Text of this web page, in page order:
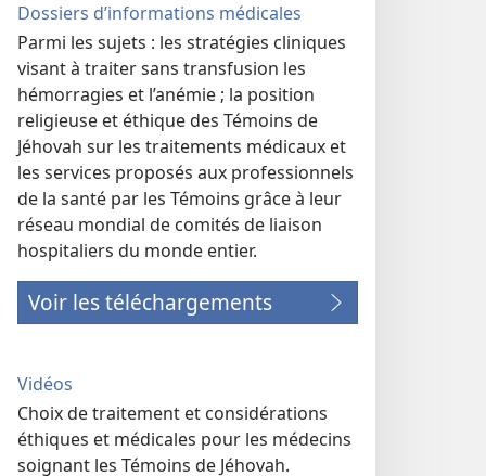
Dossiers d’informations médicales
Parmi les sujets : les stratégies cliniques
visant à traiter sans transfusion les
hémorragies et l’anémie ; la position
religieuse et éthique des Témoins de
Jéhovah sur les traitements médicaux et
les services proposés aux professionnels
de la santé par les Témoins grâce à leur
réseau mondial de comités de liaison
hospitaliers du monde entier.
Voir les téléchargements
Vidéos
Choix de traitement et considérations
éthiques et médicales pour les médecins
soignant les Témoins de Jéhovah.